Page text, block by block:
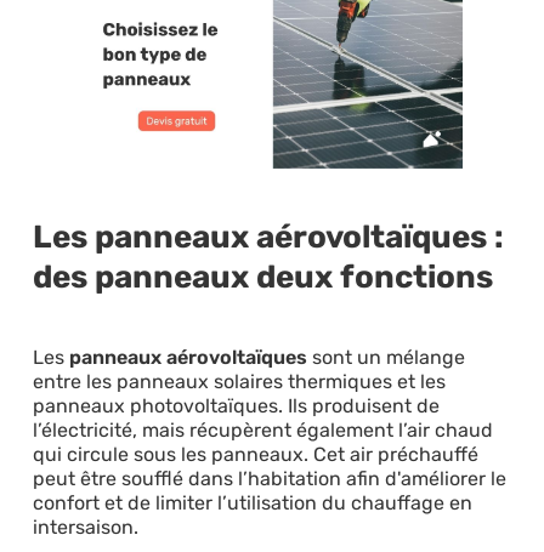
Les panneaux aérovoltaïques :
des panneaux deux fonctions
Les panneaux aérovoltaïques sont un mélange
entre les panneaux solaires thermiques et les
panneaux photovoltaïques. Ils produisent de
l’électricité, mais récupèrent également l’air chaud
qui circule sous les panneaux. Cet air préchauffé
peut être soufflé dans l’habitation afin d'améliorer le
confort et de limiter l’utilisation du chauffage en
intersaison.